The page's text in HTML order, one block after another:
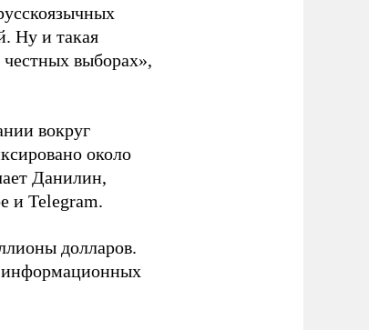
Ну и такая
выборах»,
вокруг
около
Данилин,
и Telegram.
долларов.
информационных